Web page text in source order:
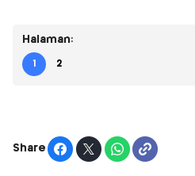
Halaman:
1 2
Share